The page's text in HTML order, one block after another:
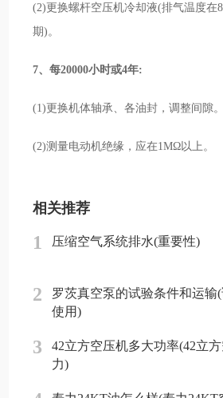
(2)更换螺杆空压机冷却液(排气温度在
期)。
7、每20000小时或4年:
(1)更换机体轴承、各油封，调整间隙。
(2)测量电动机绝缘，应在1MΩ以上。
相关推荐
1 压缩空气系统排水(重要性)
2
罗茨真空泵的试验条件和运输
使用)
3
42立方空压机多大功率(42立
力)